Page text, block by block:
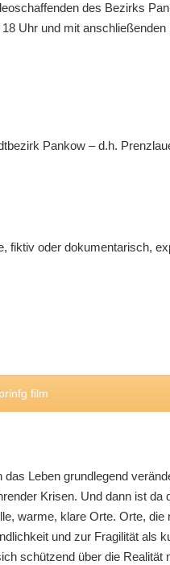
des Bezirks
Uhr und mit anschließenden
Pankow – d.h.
oder dokumentarisch,
film
Leben grundlegend
Krisen. Und dann ist
warme, klare Orte. Orte, die
und zur Fragilität als
schützend über die Realität